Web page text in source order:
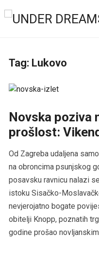
Tag: Lukovo
Novska poziva
prošlost:
Od Zagreba udaljena
na obroncima psunjskog
posavsku ravnicu nalazi
istoku Sisačko-
nevjerojatno bogate
obitelji Knopp, poznatih
godine prošao novljanskim